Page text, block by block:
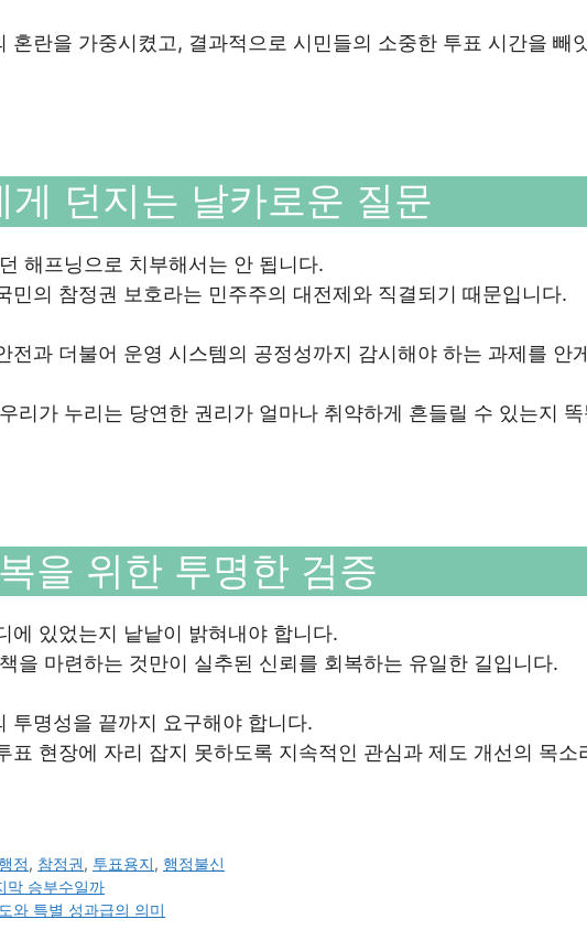
혼란을 가중시켰고, 결과적으로 시민들의 소중한 투표 시간을 빼
던지는 날카로운 질문
해프닝으로 치부해서는 안 됩니다.
민의 참정권 보호라는 민주주의 대전제와 직결되기 때문입니다.
전과 더불어 운영 시스템의 공정성까지 감시해야 하는 과제를 안
리가 누리는 당연한 권리가 얼마나 취약하게 흔들릴 수 있는지 똑
을 위한 투명한 검증
에 있었는지 낱낱이 밝혀내야 합니다.
을 마련하는 것만이 실추된 신뢰를 회복하는 유일한 길입니다.
투명성을 끝까지 요구해야 합니다.
표 현장에 자리 잡지 못하도록 지속적인 관심과 제도 개선의 목소
정, 참정권, 투표용지, 행정불신
막 승부수일까
와 특별 성과급의 의미